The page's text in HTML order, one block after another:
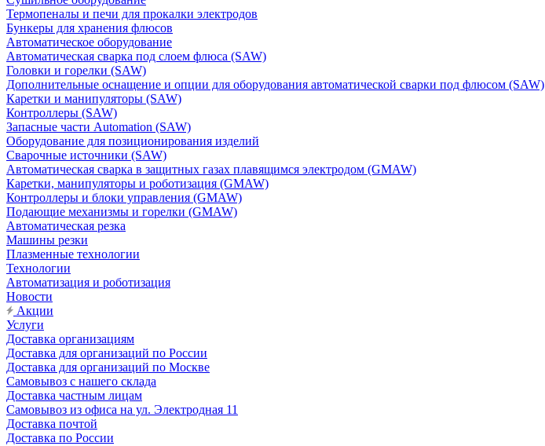
Термопеналы и печи для прокалки электродов
Бункеры для хранения флюсов
Автоматическое оборудование
Автоматическая сварка под слоем флюса (SAW)
Головки и горелки (SAW)
Дополнительные оснащение и опции для оборудования автоматической сварки под флюсом (SAW)
Каретки и манипуляторы (SAW)
Контроллеры (SAW)
Запасные части Automation (SAW)
Оборудование для позиционирования изделий
Сварочные источники (SAW)
Автоматическая сварка в защитных газах плавящимся электродом (GMAW)
Каретки, манипуляторы и роботизация (GMAW)
Контроллеры и блоки управления (GMAW)
Подающие механизмы и горелки (GMAW)
Автоматическая резка
Машины резки
Плазменные технологии
Технологии
Автоматизация и роботизация
Новости
Акции
Услуги
Доставка организациям
Доставка для организаций по России
Доставка для организаций по Москве
Самовывоз с нашего склада
Доставка частным лицам
Самовывоз из офиса на ул. Электродная 11
Доставка почтой
Доставка по России